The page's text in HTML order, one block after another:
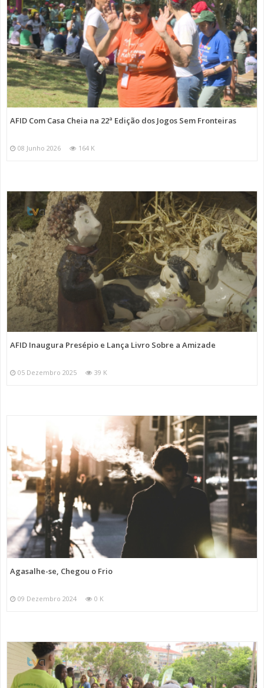
AFID Com Casa Cheia na 22ª Edição dos Jogos Sem Fronteiras
08 Junho 2026 164 K
AFID Inaugura Presépio e Lança Livro Sobre a Amizade
05 Dezembro 2025 39 K
Agasalhe-se, Chegou o Frio
09 Dezembro 2024 0 K